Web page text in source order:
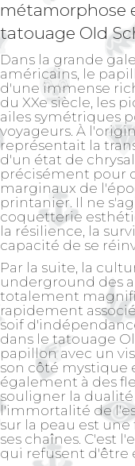
métamorphose
tatouage Old
Dans la grande
américains, le
d'une immense
du XXe siècle, les
ailes symétriques
voyageurs. À
représentait la
d'un état de
précisément pour
marginaux de
printanier. Il ne
coquetterie
la résilience, la
capacité de se
Par la suite, la
underground des
totalement
rapidement
soif
dans le tatouage
papillon avec un
son côté mystique
également à des
souligner la
l'immortalité de
sur la peau est
ses chaînes. C'est
qui refusent d'être